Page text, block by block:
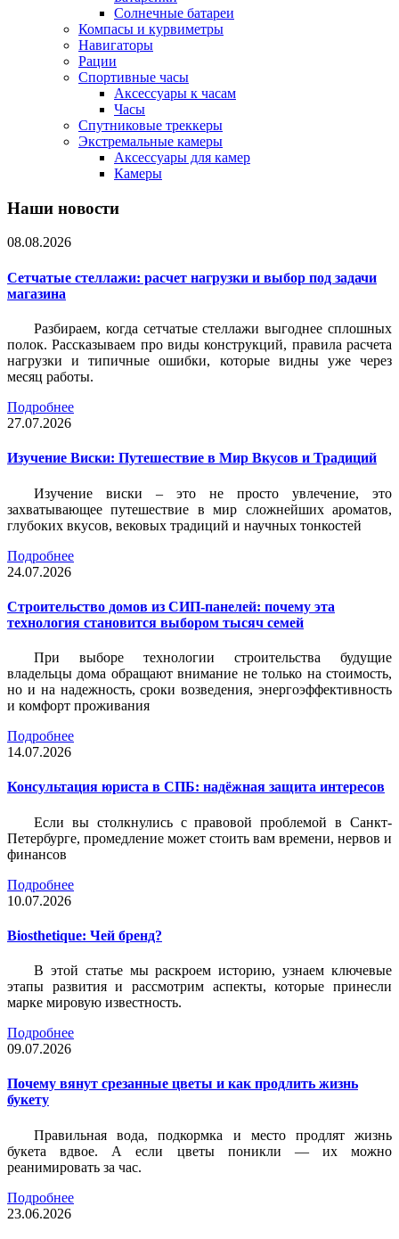
Солнечные батареи
Компасы и курвиметры
Навигаторы
Рации
Спортивные часы
Аксессуары к часам
Часы
Спутниковые треккеры
Экстремальные камеры
Аксессуары для камер
Камеры
Наши новости
08.08.2026
Сетчатые стеллажи: расчет нагрузки и выбор под задачи
магазина
Разбираем, когда сетчатые стеллажи выгоднее сплошных
полок. Рассказываем про виды конструкций, правила расчета
нагрузки и типичные ошибки, которые видны уже через
месяц работы.
Подробнее
27.07.2026
Изучение Виски: Путешествие в Мир Вкусов и Традиций
Изучение виски – это не просто увлечение, это
захватывающее путешествие в мир сложнейших ароматов,
глубоких вкусов, вековых традиций и научных тонкостей
Подробнее
24.07.2026
Строительство домов из СИП-панелей: почему эта
технология становится выбором тысяч семей
При выборе технологии строительства будущие
владельцы дома обращают внимание не только на стоимость,
но и на надежность, сроки возведения, энергоэффективность
и комфорт проживания
Подробнее
14.07.2026
Консультация юриста в СПБ: надёжная защита интересов
Если вы столкнулись с правовой проблемой в Санкт-
Петербурге, промедление может стоить вам времени, нервов и
финансов
Подробнее
10.07.2026
Biosthetique: Чей бренд?
В этой статье мы раскроем историю, узнаем ключевые
этапы развития и рассмотрим аспекты, которые принесли
марке мировую известность.
Подробнее
09.07.2026
Почему вянут срезанные цветы и как продлить жизнь
букету
Правильная вода, подкормка и место продлят жизнь
букета вдвое. А если цветы поникли — их можно
реанимировать за час.
Подробнее
23.06.2026